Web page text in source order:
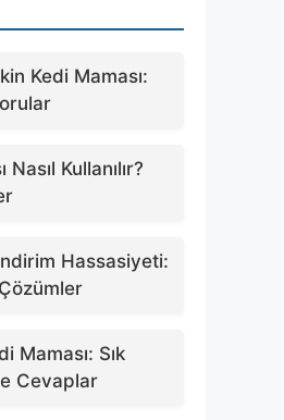
Kedi Maması:
Kullanılır?
Hassasiyeti:
Maması: Sık
Cevaplar